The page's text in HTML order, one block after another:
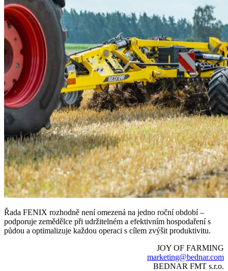
Řada FENIX rozhodně není omezená na jedno roční období –
podporuje zemědělce při udržitelném a efektivním hospodaření s
půdou a optimalizuje každou operaci s cílem zvýšit produktivitu.
JOY OF FARMING
marketing@bednar.com
BEDNAR FMT s.r.o.